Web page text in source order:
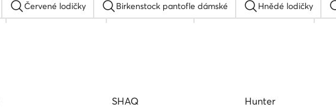
Červené lodičky Birkenstock pantofle dámské Hnědé lodičky
SHAQ Hunter